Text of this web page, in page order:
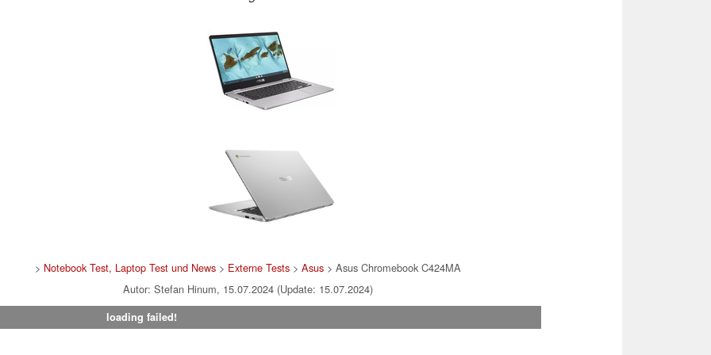
> Notebook Test, Laptop Test und News> Externe Tests> Asus> Asus Chromebook C424MA
Autor: Stefan Hinum, 15.07.2024 (Update: 15.07.2024)
loading failed!